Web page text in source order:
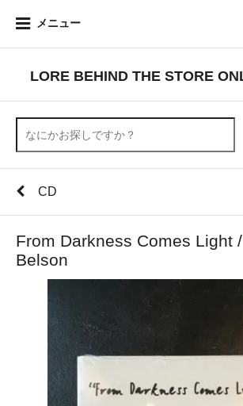
メニュー
LORE BEHIND THE STORE
CD
From Darkness Comes Light
Belson